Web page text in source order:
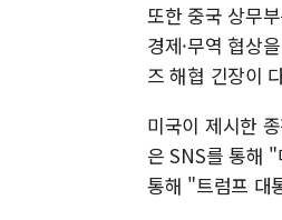
또한 중국 상무
경제·무역 협상
즈 해협 긴장이
미국이 제시한
은 SNS를 통해
통해 "트럼프 대